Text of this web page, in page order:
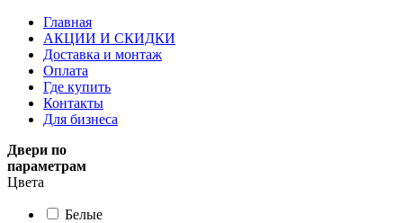
Главная
АКЦИИ И СКИДКИ
Доставка и монтаж
Оплата
Где купить
Контакты
Для бизнеса
Двери по
параметрам
Цвета
Белые